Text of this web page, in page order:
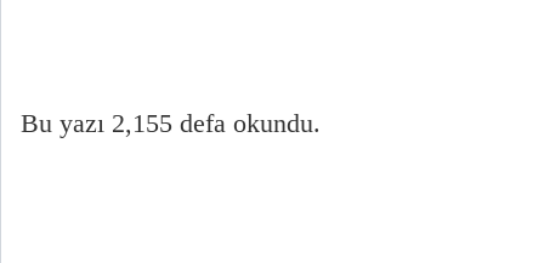
Bu yazı 2,155 defa okundu.